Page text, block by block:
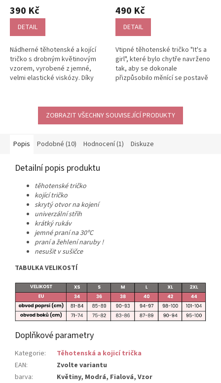
390 Kč
DETAIL
Nádherné těhotenské a kojící
tričko s drobným květinovým
vzorem, vyrobené z jemné,
velmi elastické viskózy. Díky
hodnocení
produktu
5,0
5
hvězdiček.
490 Kč
DETAIL
Vtipné těhotenské tričko "It's a
girl", které bylo chytře navrženo
tak, aby se dokonale
přizpůsobilo měnící se postavě
ZOBRAZIT VŠECHNY SOUVISEJÍCÍ PRODUKTY
Popis Podobné (10) Hodnocení (1) Diskuze
Detailní popis produktu
těhotenské tričko
kojící tričko
skrytý otvor na kojení
univerzální střih
krátký rukáv
jemné praní na 30ºC
praní a žehlení naruby !
nesušit v sušičce
TABULKA VELIKOSTÍ
Doplňkové parametry
Kategorie:
Těhotenská a kojicí trička
EAN:
Zvolte variantu
barva:
Květiny, Modrá, Fialová, Vzor